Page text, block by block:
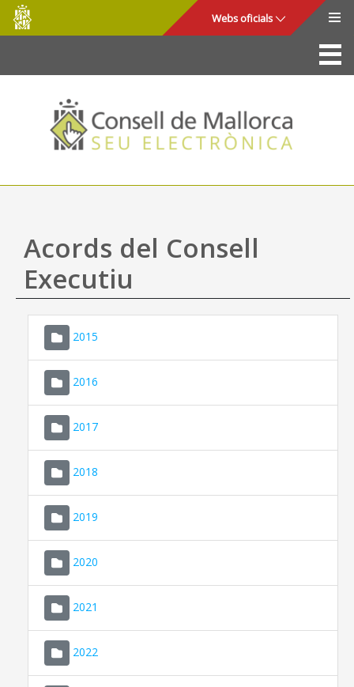
Salta al contingut principal
Consell
de
Mallorca
Webs oficials
La Seu
Consell de Mallorca
Accés i seguretat
Utilitats
Ajuda
Acords del Consell
Executiu
2015
2016
2017
2018
2019
2020
2021
2022